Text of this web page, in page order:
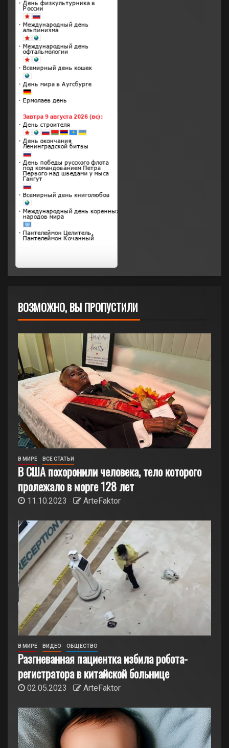
ВОЗМОЖНО, ВЫ ПРОПУСТИЛИ
В МИРЕ ВСЕ СТАТЬИ
В США похоронили человека, тело которого
пролежало в морге 128 лет
11.10.2023 ArteFaktor
В МИРЕ ВИДЕО ОБЩЕСТВО
Разгневанная пациентка избила робота-
регистратора в китайской больнице
02.05.2023 ArteFaktor